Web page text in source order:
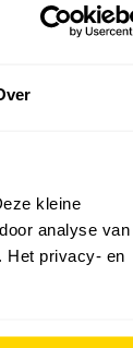
kleine
analyse van
Het privacy- en